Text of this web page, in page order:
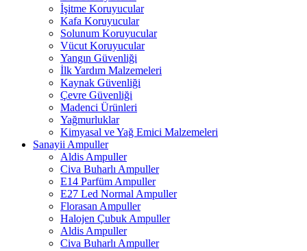
İşitme Koruyucular
Kafa Koruyucular
Solunum Koruyucular
Vücut Koruyucular
Yangın Güvenliği
İlk Yardım Malzemeleri
Kaynak Güvenliği
Çevre Güvenliği
Madenci Ürünleri
Yağmurluklar
Kimyasal ve Yağ Emici Malzemeleri
Sanayii Ampuller
Aldis Ampuller
Civa Buharlı Ampuller
E14 Parfüm Ampuller
E27 Led Normal Ampuller
Florasan Ampuller
Halojen Çubuk Ampuller
Aldis Ampuller
Civa Buharlı Ampuller